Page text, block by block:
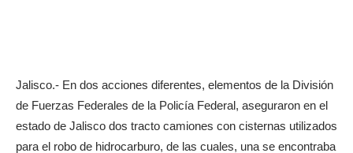
Jalisco.- En dos acciones diferentes, elementos de la División
de Fuerzas Federales de la Policía Federal, aseguraron en el
estado de Jalisco dos tracto camiones con cisternas utilizados
para el robo de hidrocarburo, de las cuales, una se encontraba